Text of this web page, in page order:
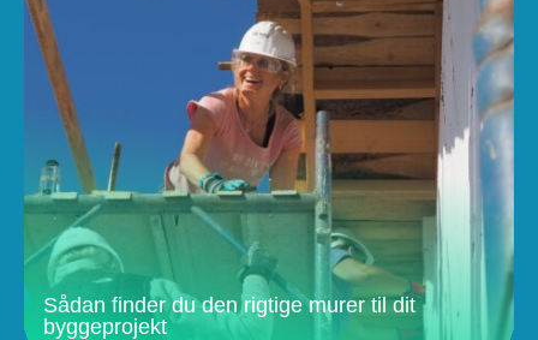
Sådan finder du den rigtige murer til dit
byggeprojekt